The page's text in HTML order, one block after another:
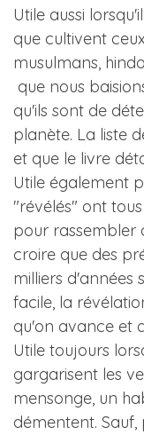
Utile aussi
que cultivent
musulmans,
que nous
qu'ils sont de
planète. La liste
et que le livre
Utile également
"révélés" ont
pour rassembler
croire que des
milliers d'années
facile, la
qu'on avance et
Utile toujours
gargarisent les
mensonge, un
démentent.